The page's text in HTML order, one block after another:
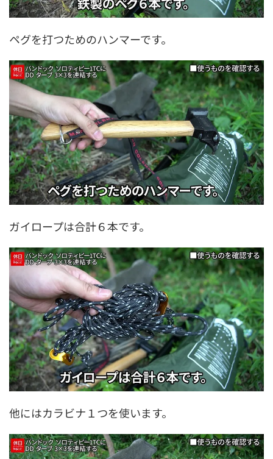
ペグを打つためのハンマーです。
ガイロープは合計６本です。
他にはカラビナ１つを使います。